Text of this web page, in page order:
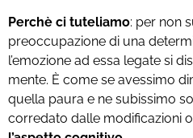
Perchè ci tuteliamo: per non
preoccupazione di una
l’emozione ad essa legate si
mente. È come se avessimo
quella paura e ne subissimo
corredato dalle modificazioni